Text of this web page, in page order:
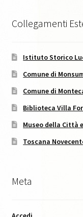
Codice Etico di
Didattica
Eventi
Eventi in Corso
Collegamenti
Istituto Storico
Comune di
Comune di
Biblioteca Villa
Museo della Città
Toscana
Meta